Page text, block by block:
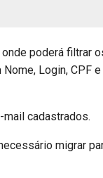
poderá filtrar
Login, CPF e
mail cadastrados.
migrar